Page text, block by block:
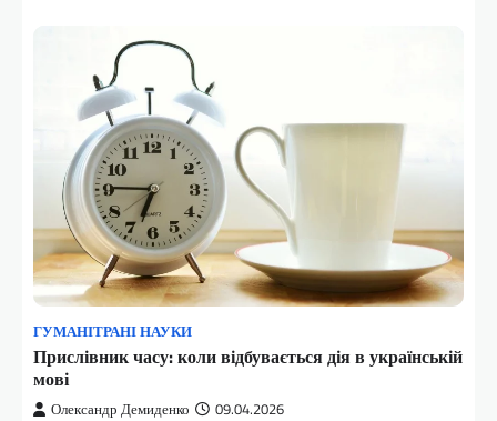
ГУМАНІТРАНІ НАУКИ
Прислівник часу: коли відбувається дія в українській
мові
Олександр Демиденко 09.04.2026